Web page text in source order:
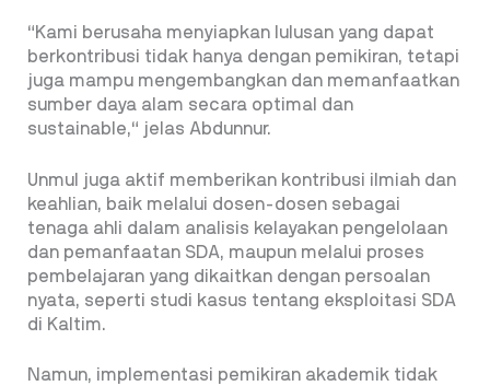
“Kami berusaha menyiapkan lulusan yang dapat
berkontribusi tidak hanya dengan pemikiran, tetapi
juga mampu mengembangkan dan memanfaatkan
sumber daya alam secara optimal dan
sustainable,“ jelas Abdunnur.
Unmul juga aktif memberikan kontribusi ilmiah dan
keahlian, baik melalui dosen-dosen sebagai
tenaga ahli dalam analisis kelayakan pengelolaan
dan pemanfaatan SDA, maupun melalui proses
pembelajaran yang dikaitkan dengan persoalan
nyata, seperti studi kasus tentang eksploitasi SDA
di Kaltim.
Namun, implementasi pemikiran akademik tidak